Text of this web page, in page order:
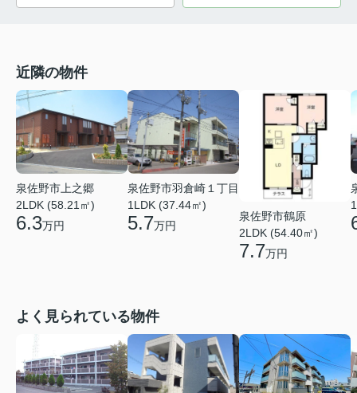
近隣の物件
泉佐野市上之郷
2LDK (58.21㎡)
6.3万円
泉佐野市羽倉崎１丁目
1LDK (37.44㎡)
5.7万円
泉佐野市鶴原
2LDK (54.40㎡)
7.7万円
よく見られている物件